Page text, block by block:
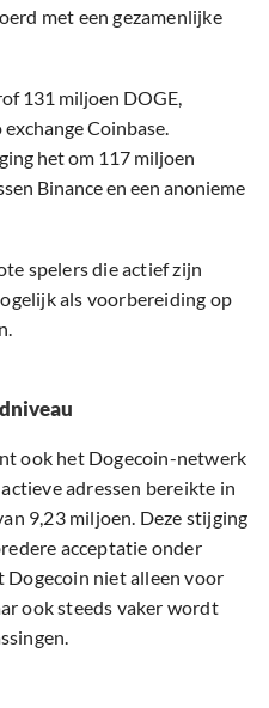
met een gezamenlijke
131 miljoen DOGE,
Coinbase.
het om 117 miljoen
Binance en een anonieme
spelers die actief zijn
als voorbereiding op
ook het Dogecoin-netwerk
adressen bereikte in
9,23 miljoen. Deze stijging
acceptatie onder
niet alleen voor
ook steeds vaker wordt